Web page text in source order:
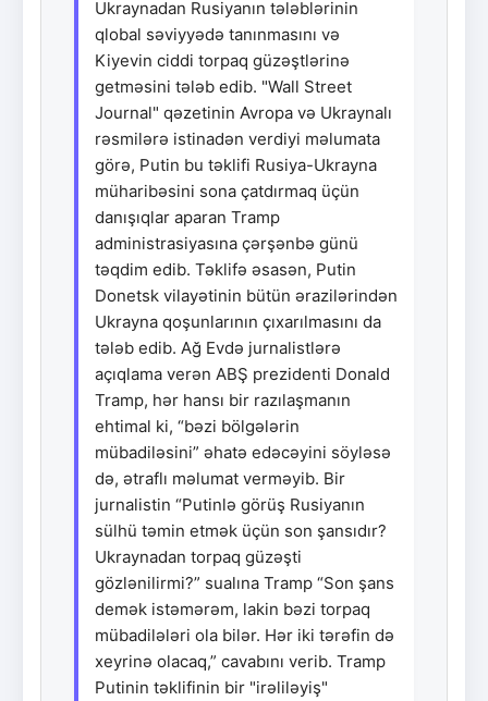
Ukraynadan Rusiyanın tələblərinin
qlobal səviyyədə tanınmasını və
Kiyevin ciddi torpaq güzəştlərinə
getməsini tələb edib. "Wall Street
Journal" qəzetinin Avropa və Ukraynalı
rəsmilərə istinadən verdiyi məlumata
görə, Putin bu təklifi Rusiya-Ukrayna
müharibəsini sona çatdırmaq üçün
danışıqlar aparan Tramp
administrasiyasına çərşənbə günü
təqdim edib. Təklifə əsasən, Putin
Donetsk vilayətinin bütün ərazilərindən
Ukrayna qoşunlarının çıxarılmasını da
tələb edib. Ağ Evdə jurnalistlərə
açıqlama verən ABŞ prezidenti Donald
Tramp, hər hansı bir razılaşmanın
ehtimal ki, “bəzi bölgələrin
mübadiləsini” əhatə edəcəyini söyləsə
də, ətraflı məlumat verməyib. Bir
jurnalistin “Putinlə görüş Rusiyanın
sülhü təmin etmək üçün son şansıdır?
Ukraynadan torpaq güzəşti
gözlənilirmi?” sualına Tramp “Son şans
demək istəmərəm, lakin bəzi torpaq
mübadilələri ola bilər. Hər iki tərəfin də
xeyrinə olacaq,” cavabını verib. Tramp
Putinin təklifinin bir "irəliləyiş"